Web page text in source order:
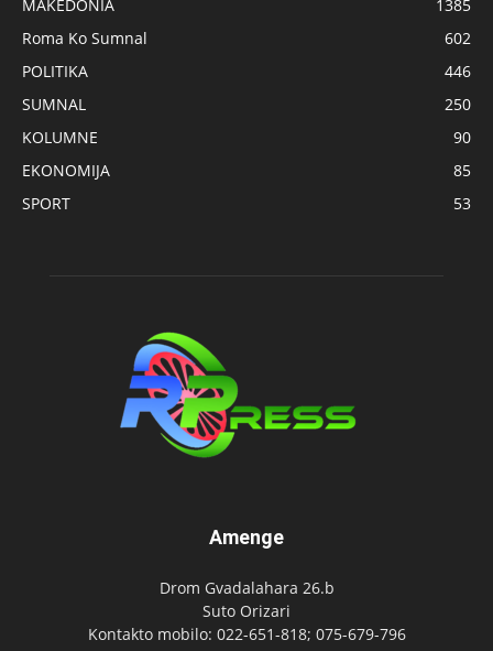
MAKEDONIA
1385
Roma Ko Sumnal
602
POLITIKA
446
SUMNAL
250
KOLUMNE
90
EKONOMIJA
85
SPORT
53
Amenge
Drom Gvadalahara 26.b
Suto Orizari
Kontakto mobilo: 022-651-818; 075-679-796